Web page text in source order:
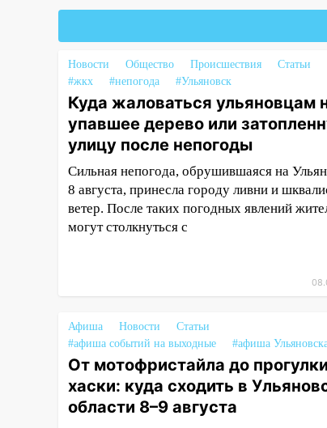
13:08 Ураган ударил по
поваленные деревья,
затопленные улицы и
остановившиеся трамваи
12:17
Ульяновск накрыл
крупный град: после ливня
город снова уходит под воду
12:12 Прокуратура взяла на
контроль ДТП с шестилетним
ребёнком на улице Федерации
11:16
В Ульяновске ищут 37-
летнего мужчину, пропавшего
ещё 19 июля
10:30
От мотофристайла до
прогулки с хаски: куда сходить
Новости Общество Происшествия
Статьи
#жкх
#непогода #Ульяновск
Куда жаловаться ульяновцам
упавшее дерево или
улицу после непогоды
Сильная непогода, обрушившаяся на
8 августа, принесла городу ливни и
ветер. После таких погодных явлений
могут столкнуться с
Афиша Новости
Статьи
#афиша событий на выходные
#афиша
От мотофристайла до
хаски: куда сходить в
области 8–9 августа